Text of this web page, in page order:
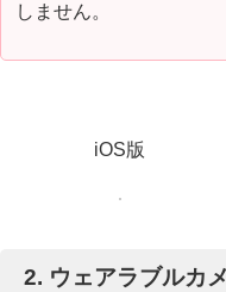
しません。
iOS版
2. ウェアラブルカ